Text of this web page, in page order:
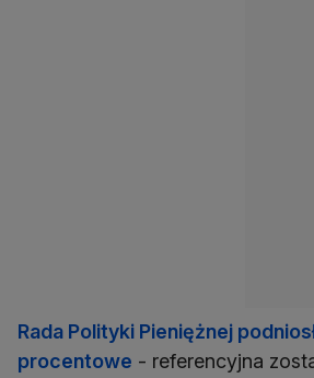
Rada Polityki Pieniężnej
procentowe - referencyjna